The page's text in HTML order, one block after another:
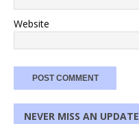
Website
NEVER MISS AN UPDATE